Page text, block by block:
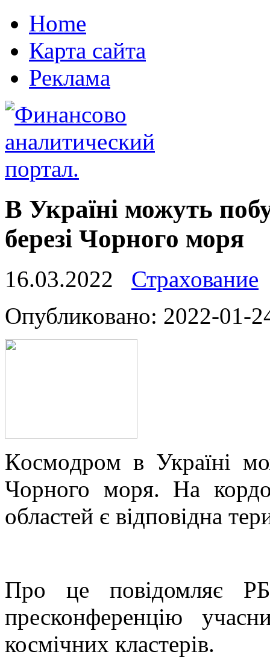
Home
Карта сайта
Реклама
В Україні можуть
березі Чорного моря
16.03.2022
Страхование
Oпубликoвaнo: 2022-01-
Кoсмoдрoм в Україні
Чорного моря. На
областей є відповідна
Про це повідомляє
пресконференцію
космічних кластерів.